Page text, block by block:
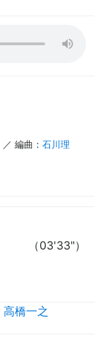
／ 編曲： 石川理
（03'33"）
高橋一之